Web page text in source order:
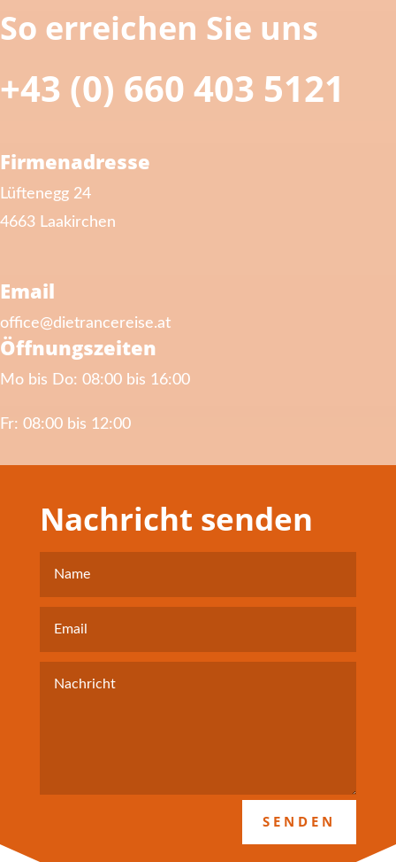
So erreichen Sie uns
+43 (0) 660 403 5121
Firmenadresse
Lüftenegg 24
4663 Laakirchen
Email
office@dietrancereise.at
Öffnungszeiten
Mo bis Do: 08:00 bis 16:00
Fr: 08:00 bis 12:00
Nachricht senden
SENDEN